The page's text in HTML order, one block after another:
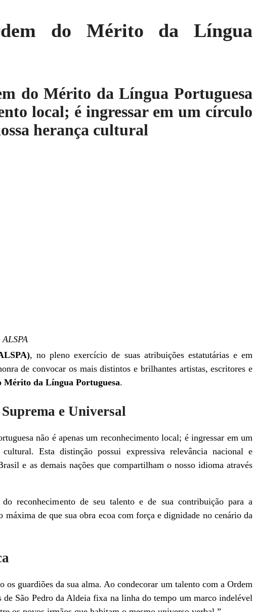
do Mérito da Língua
do Mérito da Língua Portuguesa
local; é ingressar em um círculo
herança cultural
, no pleno exercício de suas atribuições estatutárias e em
de convocar os mais distintos e brilhantes artistas, escritores e
Mérito da Língua Portuguesa.​
e Universal
não é apenas um reconhecimento local; é ingressar em um
Esta distinção possui expressiva relevância nacional e
e as demais nações que compartilham o nosso idioma através
reconhecimento de seu talento e de sua contribuição para a
de que sua obra ecoa com força e dignidade no cenário da
os guardiões da sua alma. Ao condecorar um talento com a Ordem
São Pedro da Aldeia fixa na linha do tempo um marco indelével